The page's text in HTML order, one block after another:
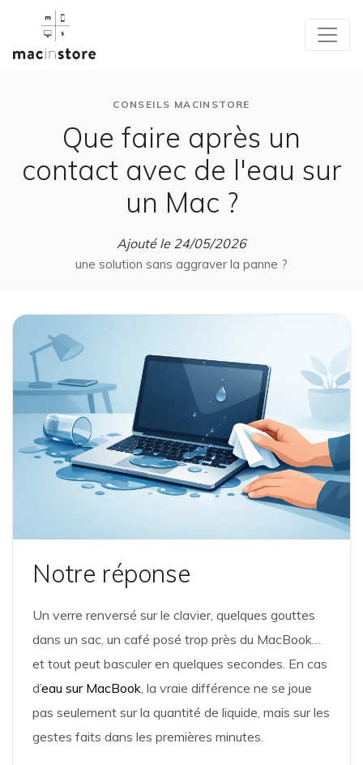
CONSEILS MACINSTORE
Que faire après un
contact avec de l'eau sur
un Mac ?
Ajouté le 24/05/2026
une solution sans aggraver la panne ?
Notre réponse
Un verre renversé sur le clavier, quelques gouttes
dans un sac, un café posé trop près du MacBook…
et tout peut basculer en quelques secondes. En cas
d’eau sur MacBook, la vraie différence ne se joue
pas seulement sur la quantité de liquide, mais sur les
gestes faits dans les premières minutes.